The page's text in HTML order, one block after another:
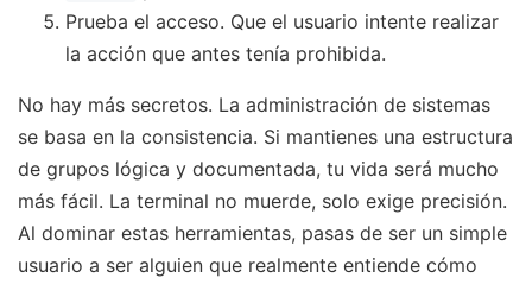
Prueba el acceso. Que el usuario intente realizar
la acción que antes tenía prohibida.
No hay más secretos. La administración de sistemas
se basa en la consistencia. Si mantienes una estructura
de grupos lógica y documentada, tu vida será mucho
más fácil. La terminal no muerde, solo exige precisión.
Al dominar estas herramientas, pasas de ser un simple
usuario a ser alguien que realmente entiende cómo